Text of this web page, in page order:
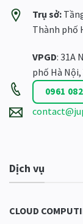
Trụ sở:
Thành phố
VPGD: 31A
phố Hà
0961
Dịch vụ
CLOUD